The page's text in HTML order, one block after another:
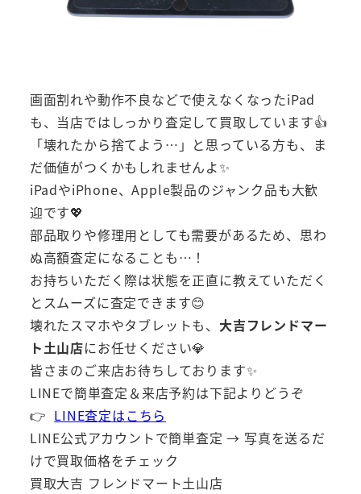
画面割れや動作不良などで使えなくなったiPad
も、当店ではしっかり査定して買取しています👍
「壊れたから捨てよう…」と思っている方も、ま
だ価値がつくかもしれませんよ✨
iPadやiPhone、Apple製品のジャンク品も大歓
迎です💖
部品取りや修理用としても需要があるため、思わ
ぬ高額査定になることも…！
お持ちいただく際は状態を正直に教えていただく
とスムーズに査定できます😊
壊れたスマホやタブレットも、 大吉フレンドマー
ト土山店にお任せください💎
皆さまのご来店お待ちしております✨
LINEで簡単査定＆来店予約は下記よりどうぞ
👉 LINE査定はこちら
LINE公式アカウントで簡単査定 → 写真を送るだ
けで買取価格をチェック
買取大吉 フレンドマート土山店